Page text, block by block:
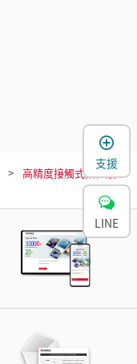
高精度接觸式數位感
支援
LINE